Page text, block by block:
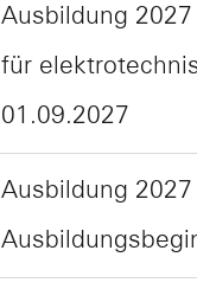
Ausbildung
für
01.09.2027
Ausbildung